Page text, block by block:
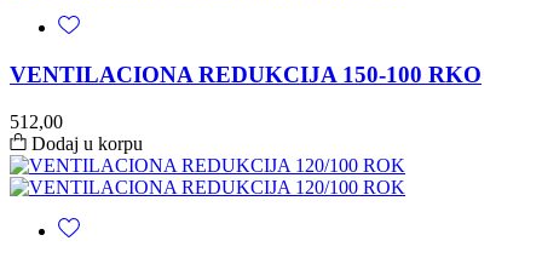
VENTILACIONA REDUKCIJA 150-100 RKO
512,00
Dodaj u korpu